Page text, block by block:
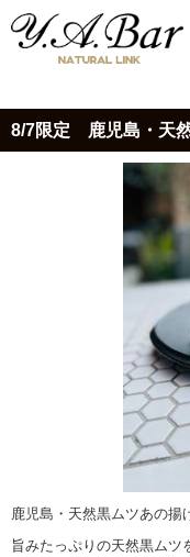
8/7限定 鹿児島・天
鹿児島・天然黒ムツあの揚
旨みたっぷりの天然黒ムツ